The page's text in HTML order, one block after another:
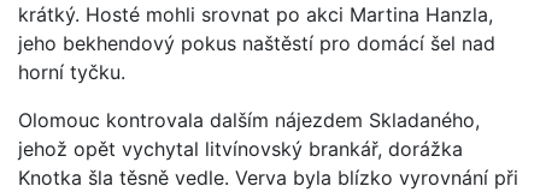
krátký. Hosté mohli srovnat po akci Martina Hanzla,
jeho bekhendový pokus naštěstí pro domácí šel nad
horní tyčku.
Olomouc kontrovala dalším nájezdem Skladaného,
jehož opět vychytal litvínovský brankář, dorážka
Knotka šla těsně vedle. Verva byla blízko vyrovnání při